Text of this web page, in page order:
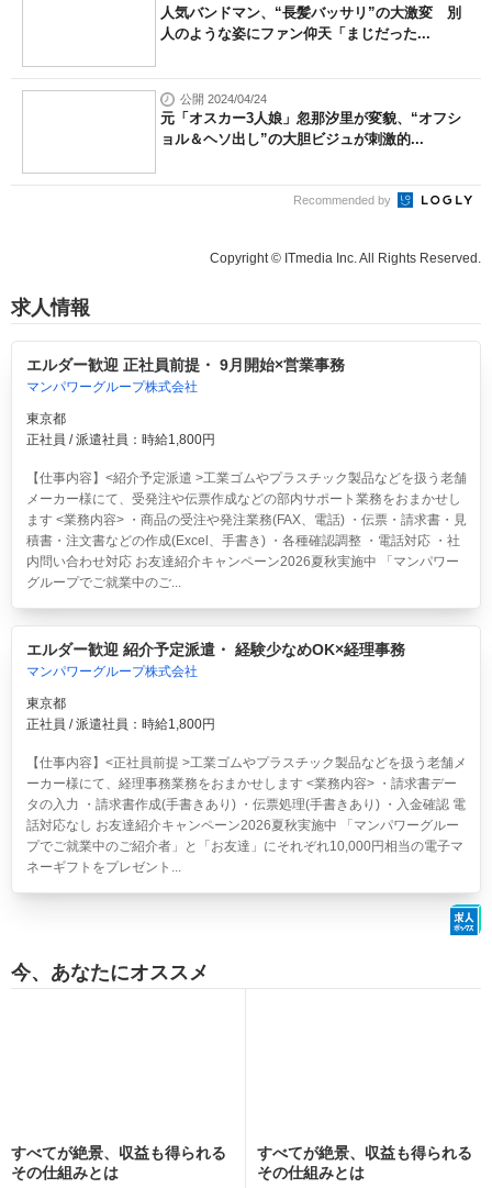
人気バンドマン、“長髪バッサリ”の大激変 別
人のような姿にファン仰天「まじだった...
公開 2024/04/24
元「オスカー3人娘」忽那汐里が変貌、“オフシ
ョル＆ヘソ出し”の大胆ビジュが刺激的...
Recommended by
Copyright © ITmedia Inc. All Rights Reserved.
求人情報
エルダー歓迎 正社員前提・ 9月開始×営業事務
マンパワーグループ株式会社
東京都
正社員 / 派遣社員：時給1,800円
【仕事内容】<紹介予定派遣 >工業ゴムやプラスチック製品などを扱う老舗
メーカー様にて、受発注や伝票作成などの部内サポート業務をおまかせし
ます <業務内容> ・商品の受注や発注業務(FAX、電話) ・伝票・請求書・見
積書・注文書などの作成(Excel、手書き) ・各種確認調整 ・電話対応 ・社
内問い合わせ対応 お友達紹介キャンペーン2026夏秋実施中 「マンパワー
グループでご就業中のご...
エルダー歓迎 紹介予定派遣・ 経験少なめOK×経理事務
マンパワーグループ株式会社
東京都
正社員 / 派遣社員：時給1,800円
【仕事内容】<正社員前提 >工業ゴムやプラスチック製品などを扱う老舗メ
ーカー様にて、経理事務業務をおまかせします <業務内容> ・請求書デー
タの入力 ・請求書作成(手書きあり) ・伝票処理(手書きあり) ・入金確認 電
話対応なし お友達紹介キャンペーン2026夏秋実施中 「マンパワーグルー
プでご就業中のご紹介者」と「お友達」にそれぞれ10,000円相当の電子マ
ネーギフトをプレゼント...
今、あなたにオススメ
すべてが絶景、収益も得られる
その仕組みとは
すべてが絶景、収益も得られる
その仕組みとは